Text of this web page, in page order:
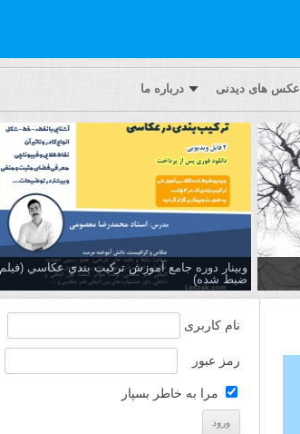
عکس های دیدنی درباره ما
وبینار دوره جامع آموزش تركيب بندي عكاسي (فیلم
ضبط شده)
نام کاربری
رمز عبور
مرا به خاطر بسپار